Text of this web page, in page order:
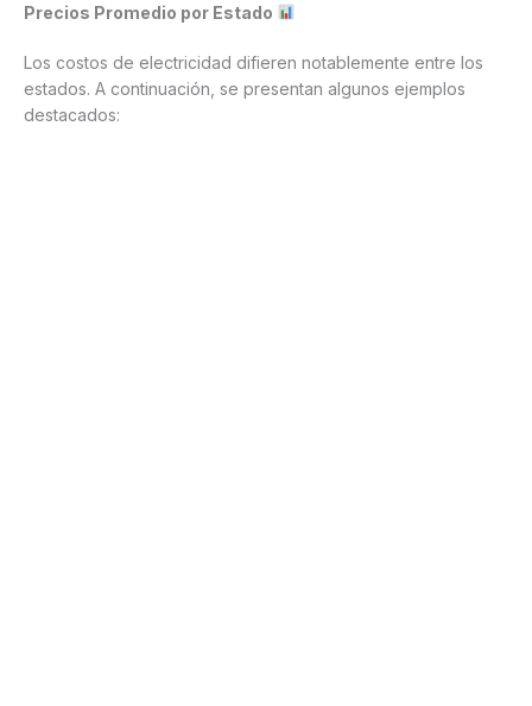
Precios Promedio por Estado
Los costos de electricidad difieren notablemente entre los
estados. A continuación, se presentan algunos ejemplos
destacados: